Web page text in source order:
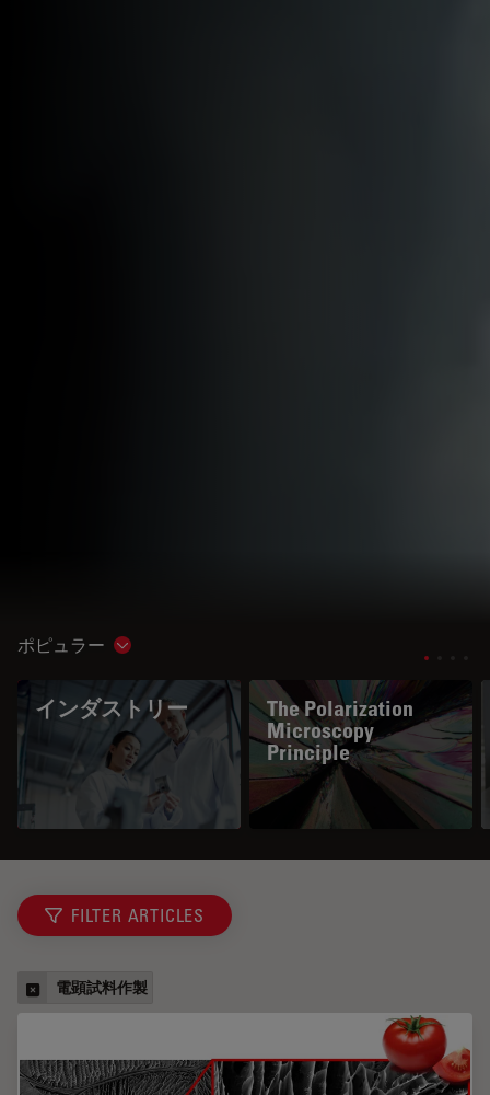
ポピュラー Show subnavigation
インダストリー
The Polarization
Microscopy
Principle
FILTER ARTICLES
電顕試料作製